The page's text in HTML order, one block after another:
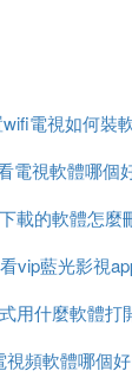
2層樑上順
向無次肋
電視如何裝
體
電視軟體哪個
載的軟體怎麼
除
vip藍光影視
用什麼軟體打
視頻軟體哪個好